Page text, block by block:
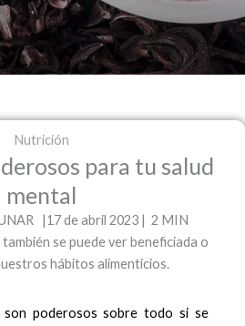
Nutrición
para tu salud
mental
|17 de abril 2023 | 2 MIN
se puede ver beneficiada o
hábitos alimenticios.
son poderosos sobre todo si se